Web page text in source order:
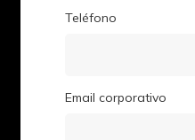
Teléfono
Email corporativo